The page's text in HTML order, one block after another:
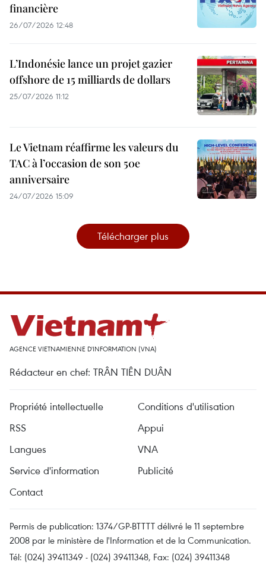
financière
26/07/2026 12:48
L’Indonésie lance un projet gazier
offshore de 15 milliards de dollars
25/07/2026 11:12
Le Vietnam réaffirme les valeurs du
TAC à l’occasion de son 50e
anniversaire
24/07/2026 15:09
Télécharger plus
AGENCE VIETNAMIENNE D'INFORMATION (VNA)
Rédacteur en chef: TRÂN TIÊN DUÂN
Propriété intellectuelle
Conditions d'utilisation
RSS
Appui
Langues
VNA
Service d'information
Publicité
Contact
Permis de publication: 1374/GP-BTTTT délivré le 11 septembre
2008 par le ministère de l'Information et de la Communication.
Tél: (024) 39411349 - (024) 39411348, Fax: (024) 39411348